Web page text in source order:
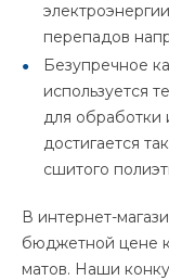
перепадов
Безупречное
используется
для обработки
достигается
сшитого
В интернет-
бюджетной цене
матов. Наши